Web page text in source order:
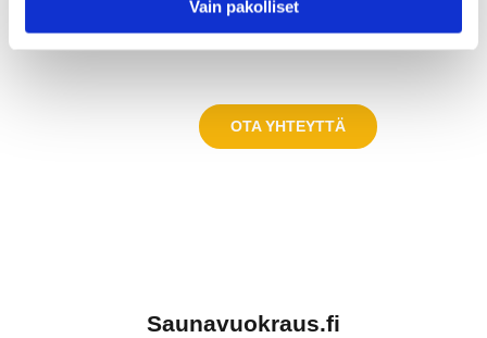
Vain pakolliset
Lisää saunasi Saunavuokraus.fi-palveluun ja tavoita saunaa
etsivät käyttäjät eri puolilta Suomea. Ilmoita sauna tai ota
OTA YHTEYTTÄ
Saunavuokraus.fi